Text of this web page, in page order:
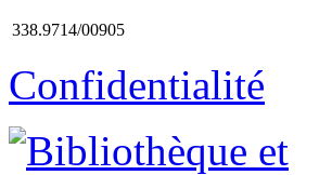
338.9714/00905
Confidentialité